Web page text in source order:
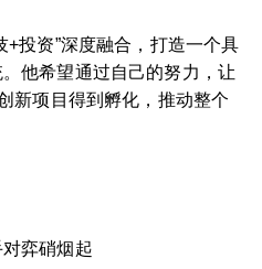
+投资”深度融合，打造一个具
他希望通过自己的努力，让
新项目得到孵化，推动整个
弈硝烟起